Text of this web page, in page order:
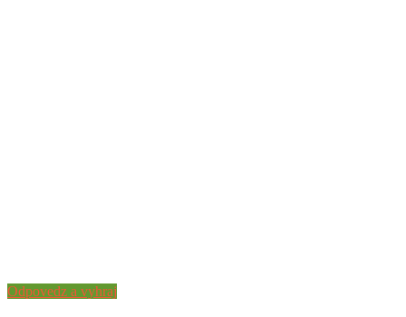
Odpovedz a vyhraj